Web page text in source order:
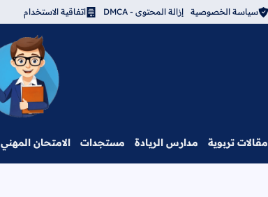
سياسة الخصوصية إزالة المحتوى - DMCA اتفاقية الاستخدام
مقالات تربوية مدارس الريادة مستجدات الامتحان المهني